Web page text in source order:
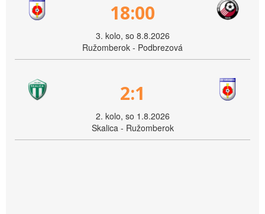
18:00
3. kolo, so 8.8.2026
Ružomberok - Podbrezová
2:1
2. kolo, so 1.8.2026
Skalica - Ružomberok